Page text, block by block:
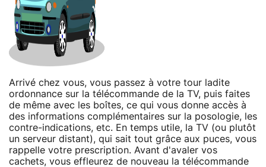
Arrivé chez vous, vous passez à votre tour ladite
ordonnance sur la télécommande de la TV, puis faites
de même avec les boîtes, ce qui vous donne accès à
des informations complémentaires sur la posologie, les
contre-indications, etc. En temps utile, la TV (ou plutôt
un serveur distant), qui sait tout grâce aux puces, vous
rappelle votre prescription. Avant d'avaler vos
cachets, vous effleurez de nouveau la télécommande